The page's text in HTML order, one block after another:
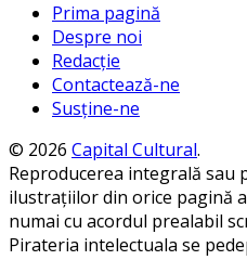
Prima pagină
Despre noi
Redacție
Contactează-ne
Susține-ne
© 2026 Capital Cultural.
Reproducerea integrală sau
ilustrațiilor din orice pagină
numai cu acordul prealabil
Pirateria intelectuala se